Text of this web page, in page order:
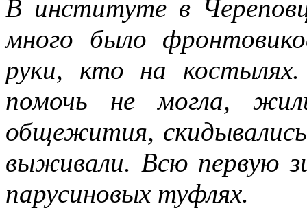
В институте в
много было
руки, кто на
помочь не могла,
общежития,
выживали. Всю первую
парусиновых туфлях.